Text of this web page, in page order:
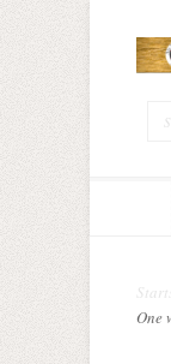
One